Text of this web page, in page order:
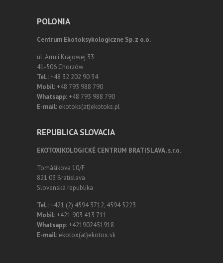
POLONIA
Centrum Ekotoksykologiczne Sp. z o.o.
ul. Armii Krajowej 33
41-506 Chorzów
Tel.:+48 32 202 90 34
Mobil:+48 793 988 790
Whatsapp:+48 793 988 790
E-mail: ekotoks(at)ekotoks.pl
REPUBLICA SLOVACIA
EKOTOXIKOLOGICKÉ CENTRUM BRATISLAVA, s.r.o.
Tomášikova 10/F
821 03 Bratislava
Slovenská republika
Tel.:+421 (2) 4594 3712, 4594 5223
Mobil:+421 903 413 711
Whatsapp:+421902451918
E-mail: ekotox(at)ekotox.sk